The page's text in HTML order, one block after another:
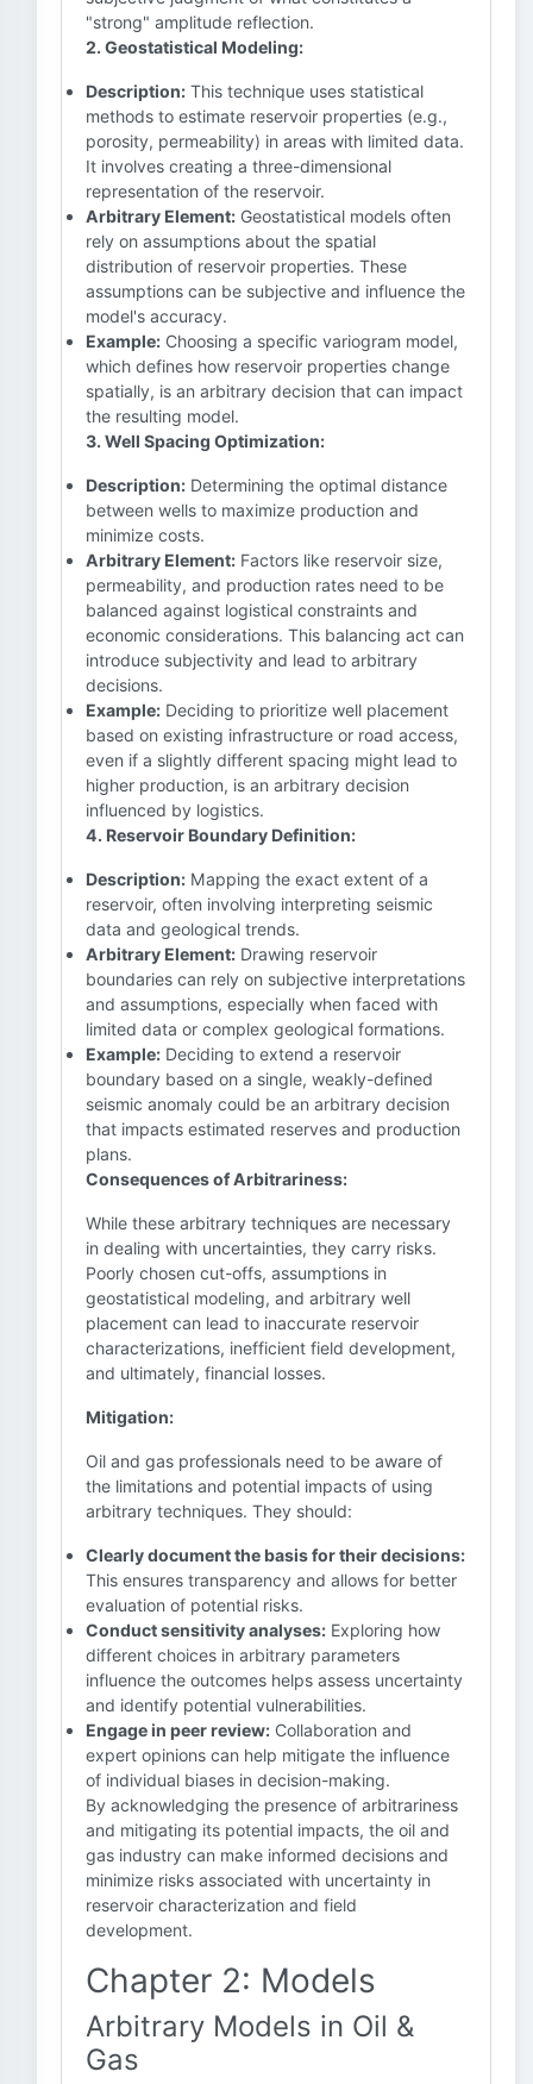
"strong" amplitude reflection.
2. Geostatistical Modeling:
Description: This technique uses statistical
methods to estimate reservoir properties (e.g.,
porosity, permeability) in areas with limited data.
It involves creating a three-dimensional
representation of the reservoir.
Arbitrary Element: Geostatistical models often
rely on assumptions about the spatial
distribution of reservoir properties. These
assumptions can be subjective and influence the
model's accuracy.
Example: Choosing a specific variogram model,
which defines how reservoir properties change
spatially, is an arbitrary decision that can impact
the resulting model.
3. Well Spacing Optimization:
Description: Determining the optimal distance
between wells to maximize production and
minimize costs.
Arbitrary Element: Factors like reservoir size,
permeability, and production rates need to be
balanced against logistical constraints and
economic considerations. This balancing act can
introduce subjectivity and lead to arbitrary
decisions.
Example: Deciding to prioritize well placement
based on existing infrastructure or road access,
even if a slightly different spacing might lead to
higher production, is an arbitrary decision
influenced by logistics.
4. Reservoir Boundary Definition:
Description: Mapping the exact extent of a
reservoir, often involving interpreting seismic
data and geological trends.
Arbitrary Element: Drawing reservoir
boundaries can rely on subjective interpretations
and assumptions, especially when faced with
limited data or complex geological formations.
Example: Deciding to extend a reservoir
boundary based on a single, weakly-defined
seismic anomaly could be an arbitrary decision
that impacts estimated reserves and production
plans.
Consequences of Arbitrariness:
While these arbitrary techniques are necessary
in dealing with uncertainties, they carry risks.
Poorly chosen cut-offs, assumptions in
geostatistical modeling, and arbitrary well
placement can lead to inaccurate reservoir
characterizations, inefficient field development,
and ultimately, financial losses.
Mitigation:
Oil and gas professionals need to be aware of
the limitations and potential impacts of using
arbitrary techniques. They should:
Clearly document the basis for their decisions:
This ensures transparency and allows for better
evaluation of potential risks.
Conduct sensitivity analyses: Exploring how
different choices in arbitrary parameters
influence the outcomes helps assess uncertainty
and identify potential vulnerabilities.
Engage in peer review: Collaboration and
expert opinions can help mitigate the influence
of individual biases in decision-making.
By acknowledging the presence of arbitrariness
and mitigating its potential impacts, the oil and
gas industry can make informed decisions and
minimize risks associated with uncertainty in
reservoir characterization and field
development.
Chapter 2: Models
Arbitrary Models in Oil &
Gas